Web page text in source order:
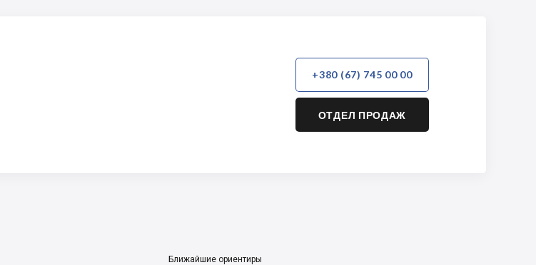
+380 (67) 745 00 00
ОТДЕЛ ПРОДАЖ
Ближайшие ориентиры